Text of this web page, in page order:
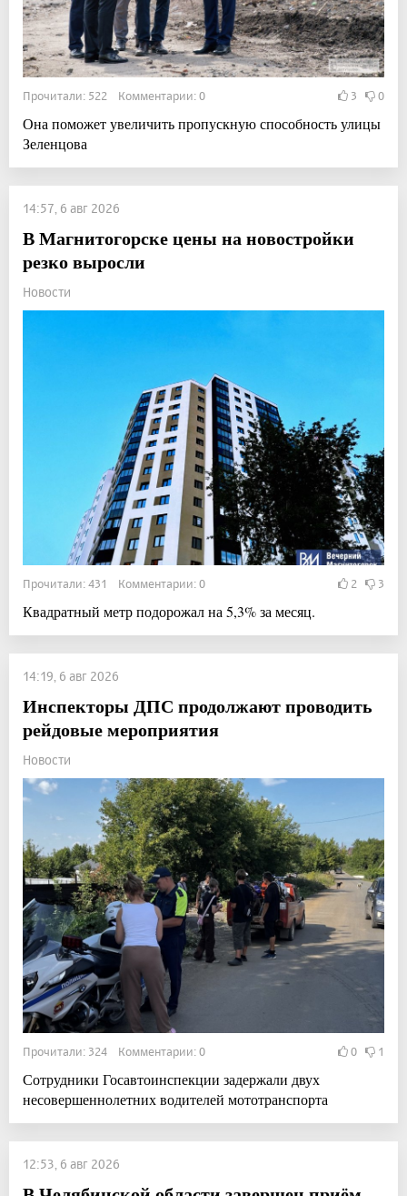
Прочитали: 522 Комментарии: 0 3 0
Она поможет увеличить пропускную способность улицы
Зеленцова
14:57, 6 авг 2026
В Магнитогорске цены на новостройки
резко выросли
Новости
Прочитали: 431 Комментарии: 0 2 3
Квадратный метр подорожал на 5,3% за месяц.
14:19, 6 авг 2026
Инспекторы ДПС продолжают проводить
рейдовые мероприятия
Новости
Прочитали: 324 Комментарии: 0 0 1
Сотрудники Госавтоинспекции задержали двух
несовершеннолетних водителей мототранспорта
12:53, 6 авг 2026